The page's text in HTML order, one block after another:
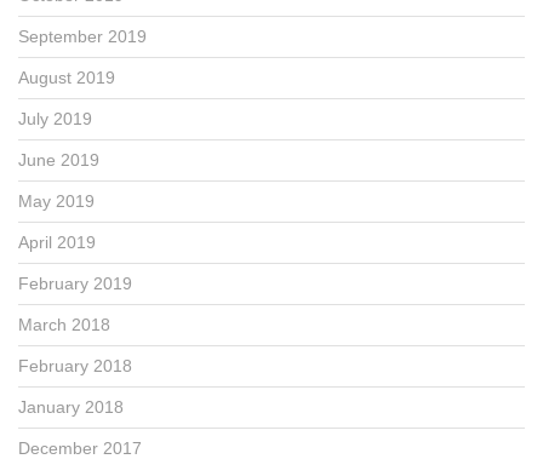
September 2019
August 2019
July 2019
June 2019
May 2019
April 2019
February 2019
March 2018
February 2018
January 2018
December 2017